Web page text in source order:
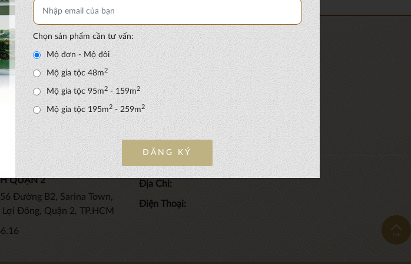
KẾT NỐI VỚI CHÚNG TÔI
QUẬN 2
Đường B2, Sarina Town,
Đông, Quận 2, TP.HCM
Địa Chỉ:
Điện Thoại:
Chọn sản phẩm cần tư vấn:
Mộ đơn - Mộ đôi
Mộ gia tộc 48m2
Mộ gia tộc 95m2- 159m2
Mộ gia tộc 195m2 - 259m2
ĐĂNG KÝ